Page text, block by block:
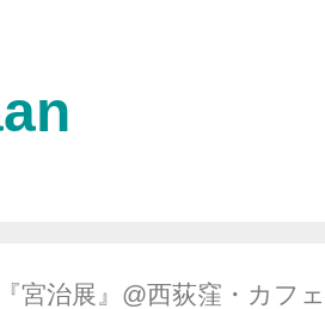
宮治展』@西荻窪・カフ